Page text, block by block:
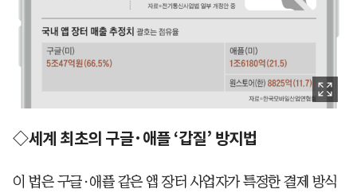
◇세계 최초의 구글·애플 ‘갑질’ 방지법
이 법은 구글·애플 같은 앱 장터 사업자가 특정한 결제 방식